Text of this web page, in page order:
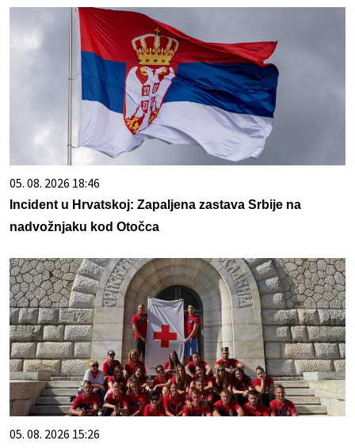
05. 08. 2026 18:46
Incident u Hrvatskoj: Zapaljena zastava Srbije na
nadvožnjaku kod Otočca
05. 08. 2026 15:26